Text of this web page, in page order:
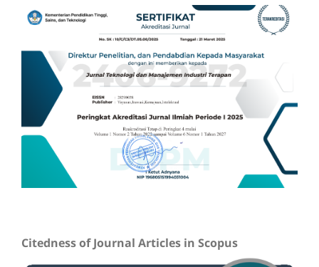
Citedness of Journal Articles in Scopus